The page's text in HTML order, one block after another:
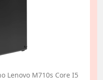
Lenovo M710s Core I5